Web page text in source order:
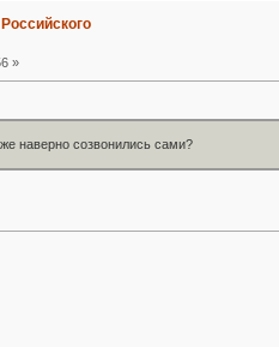
»
наверно созвонились сами?